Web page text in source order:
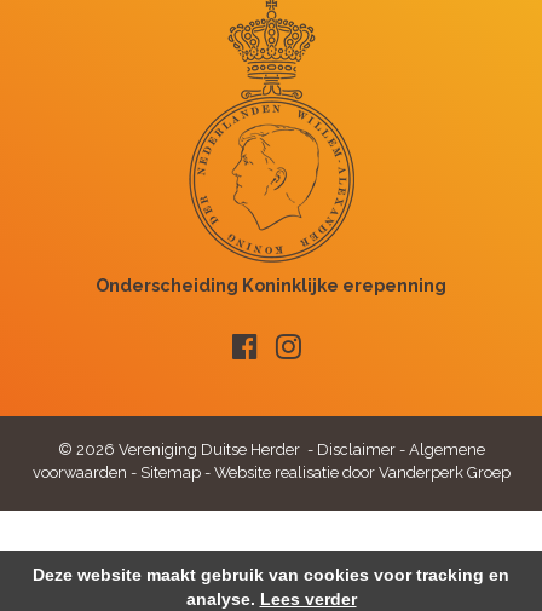
© 2026 Vereniging Duitse Herder - Disclaimer- Algemene
voorwaarden - Sitemap- Website realisatie door Vanderperk Groep
Deze website maakt gebruik van cookies voor tracking en
analyse. Lees verder